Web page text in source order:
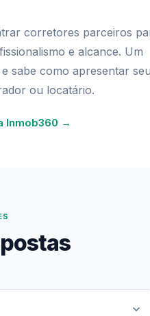
corretores parceiros
e alcance. Um
sabe como apresentar seu
ou locatário.
Inmob360 →